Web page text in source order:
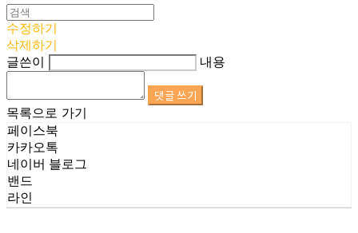
수정하기
삭제하기
글쓴이
내용
댓글 쓰기
목록으로 가기
페이스북
카카오톡
네이버 블로그
밴드
라인